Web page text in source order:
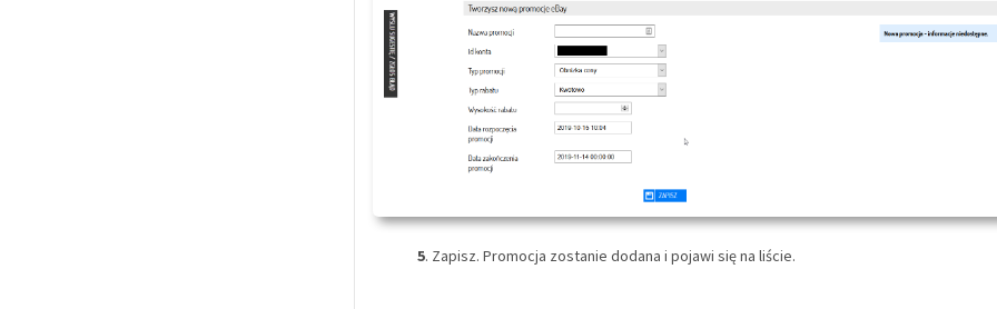
5. Zapisz. Promocja zostanie dodana i pojawi się na liście.